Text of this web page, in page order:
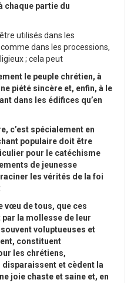
chaque partie du
utilisés dans les
dans les processions,
; cela peut
le peuple chrétien, à
piété sincère et, enfin, à le
dans les édifices qu’en
c’est spécialement en
populaire doit être
pour le catéchisme
de jeunesse
les vérités de la foi
vœu de tous, que ces
la mollesse de leur
voluptueuses et
constituent
les chrétiens,
et cèdent la
joie chaste et saine et, en